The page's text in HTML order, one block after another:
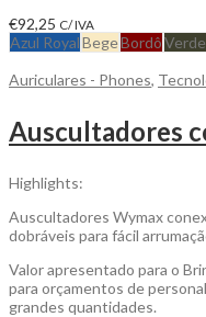
€92,25 C/ IVA
Azul RoyalBegeBordô
Auriculares - Phones,
Highlights:
Auscultadores Wymax
dobráveis para fácil
Valor apresentado para o
para orçamentos de
grandes quantidades.